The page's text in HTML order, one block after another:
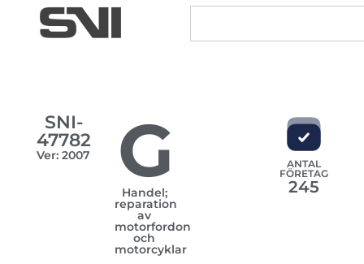
SNI-
47782
Ver: 2007 G
Handel;
reparation
av
motorfordon
och
motorcyklar
ANTAL
FÖRETAG
245